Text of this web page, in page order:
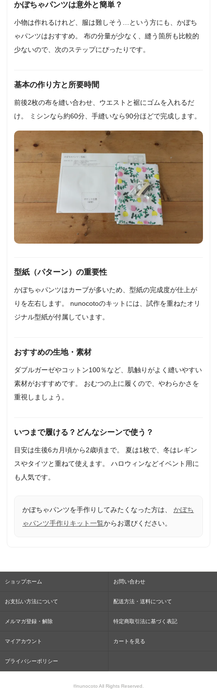
かぼちゃパンツは意外と簡単？
小物は作れるけれど、服は難しそう…という方にも、かぼち
ゃパンツはおすすめ。 布の分量が少なく、縫う箇所も比較的
少ないので、次のステップにぴったりです。
基本の作り方と所要時間
前後2枚の布を縫い合わせ、ウエストと裾にゴムを入れるだ
け。 ミシンなら約60分、手縫いなら90分ほどで完成します。
型紙（パターン）の重要性
かぼちゃパンツはカーブが多いため、型紙の完成度が仕上が
りを左右します。 nunocotoのキットには、試作を重ねたオリ
ジナル型紙が付属しています。
おすすめの生地・素材
ダブルガーゼやコットン100％など、肌触りがよく縫いやすい
素材がおすすめです。 おむつの上に履くので、やわらかさを
重視しましょう。
いつまで履ける？どんなシーンで使う？
目安は生後6カ月頃から2歳頃まで。 夏は1枚で、冬はレギン
スやタイツと重ねて使えます。 ハロウィンなどイベント用に
も人気です。
かぼちゃパンツを手作りしてみたくなった方は、かぼち
ゃパンツ手作りキット一覧からお選びください。
ショップホーム お問い合わせ
お支払い方法について 配送方法・送料について
メルマガ登録・解除 特定商取引法に基づく表記
マイアカウント カートを見る
プライバシーポリシー
®nunocoto All Rights Reserved.